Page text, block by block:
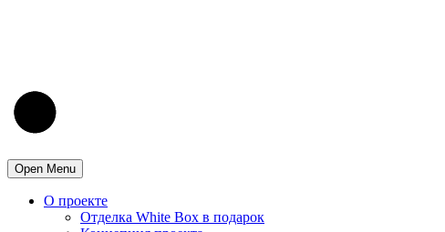
Open Menu
О проекте
Отделка White Box в подарок